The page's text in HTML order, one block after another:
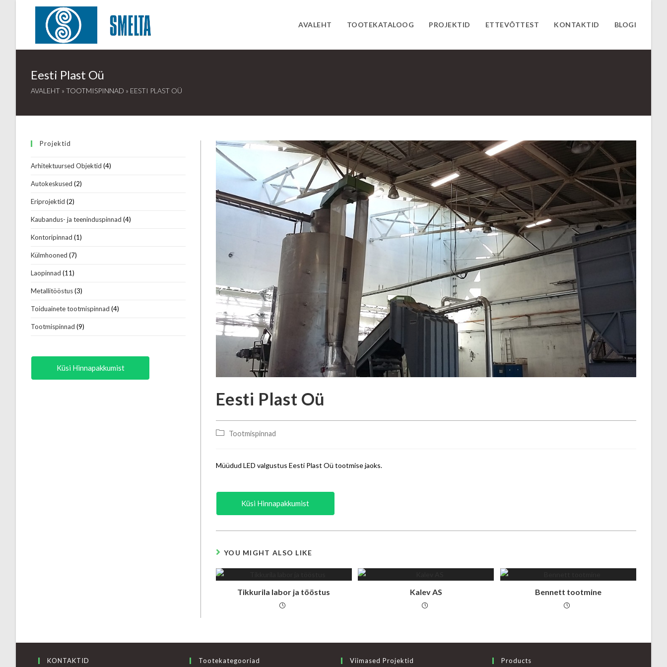
AVALEHT TOOTEKATALOOG PROJEKTID ETTEVÕTTEST KONTAKTID BLOGI
Eesti Plast Oü
AVALEHT » TOOTMISPINNAD » EESTI PLAST OÜ
Eesti Plast Oü
PostTootmispinnad
Müüdud LED valgustus Eesti Plast Oü tootmise jaoks.
Küsi Hinnapakkumist
YOU MIGHT ALSO LIKE
Tikkurila labor ja tööstus Kalev AS Bennett tootmine
Projektid
Arhitektuursed Objektid (4)
Autokeskused (2)
Eriprojektid (2)
Kaubandus- ja teeninduspinnad (4)
Kontoripinnad (1)
Külmhooned (7)
Laopinnad (11)
Metallitööstus(3)
Toiduainete tootmispinnad (4)
Tootmispinnad (9)
Küsi Hinnapakkumist
KONTAKTID Tootekategooriad Viimased Projektid Products